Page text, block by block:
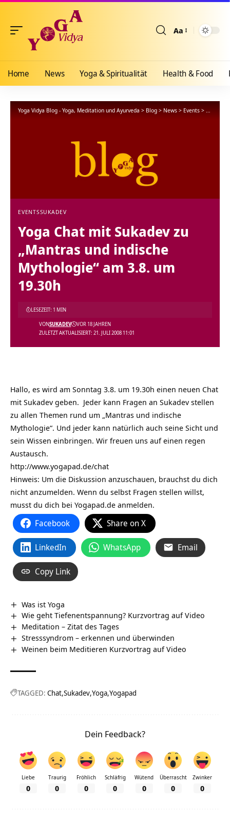
Aa
Home News Yoga & Spiritualität Health & Food
Yoga Vidya Blog - Yoga, Meditation und Ayurveda > Blog > News > Events > Yoga
EVENTSSUKADEV
Yoga Chat mit Sukadev zu
„Mantras und indische
Mythologie“ am 3.8. um
19.30h
ZULETZT AKTUALISIERT: 21. JULI 2008 11:01
VONSUKADEV VOR 18 JAHREN
LESEZEIT: 1 MIN
Hallo, es wird am Sonntag 3.8. um 19.30h einen neuen Chat
mit Sukadev geben. Jeder kann Fragen an Sukadev stellen
zu allen Themen rund um „Mantras und indische
Mythologie“. Und jeder kann natürlich auch seine Sicht und
sein Wissen einbringen. Wir freuen uns auf einen regen
Austausch.
http://www.yogapad.de/chat
Hinweis: Um die Diskussion anzuschauen, brauchst du dich
nicht anzumelden. Wenn du selbst Fragen stellen willst,
musst du dich bei Yogapad.de anmelden.
Facebook Share on X
LinkedIn WhatsApp Email
Copy Link
Was ist Yoga
Wie geht Tiefenentspannung? Kurzvortrag auf Video
Meditation – Zitat des Tages
Stresssyndrom – erkennen und überwinden
Weinen beim Meditieren Kurzvortrag auf Video
TAGGED: Chat Sukadev Yoga Yogapad
Dein Feedback?
Liebe
0
Traurig
0
Fröhlich
0
Schläfrig
0
Wütend
0
Überrascht
0
Zwinker
0